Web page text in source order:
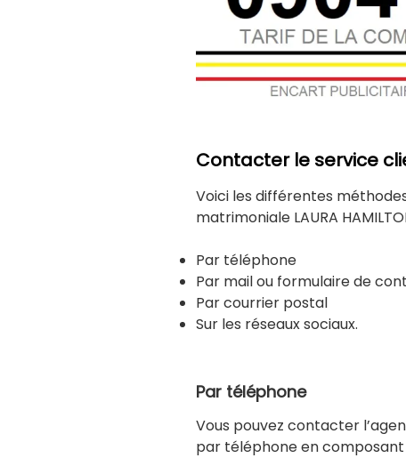
Contacter le service
Voici les différentes
matrimoniale LAURA
Par téléphone
Par mail ou formulaire de
Par courrier postal
Sur les réseaux sociaux.
Par téléphone
Vous pouvez contacter
par téléphone en